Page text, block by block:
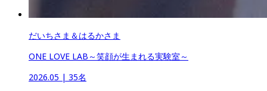
だいちさま＆はるかさま
ONE LOVE LAB～笑顔が生まれる実験室～
2026.05 | 35名